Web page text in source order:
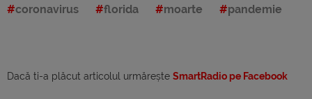
coronavirus florida moarte pandemie
Dacă ti-a plăcut articolul urmărește SmartRadio pe Facebook